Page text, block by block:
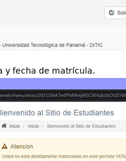
y fecha de matrícula.